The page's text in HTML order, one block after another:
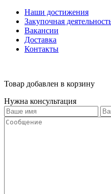
Наши достижения
Закупочная
Вакансии
Доставка
Контакты
Товар добавлен в корзину
Нужна консультация